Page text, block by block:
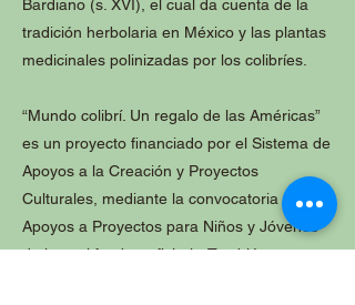
Bardiano (s. XVI), el cual da cuenta de la
tradición herbolaria en México y las plantas
medicinales polinizadas por los colibríes.
“Mundo colibrí. Un regalo de las Américas”
es un proyecto financiado por el Sistema de
Apoyos a la Creación y Proyectos
Culturales, mediante la convocatoria de
Apoyos a Proyectos para Niños y Jóvenes
de la cual fue beneficiario. También cuenta